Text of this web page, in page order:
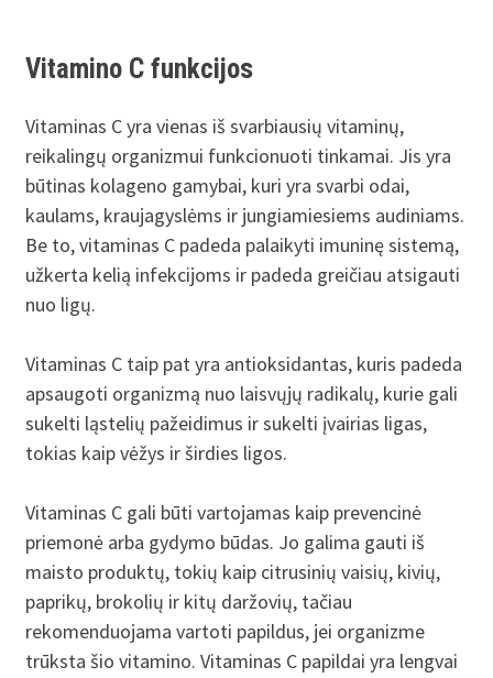
Vitamino C funkcijos
Vitaminas C yra vienas iš svarbiausių vitaminų,
reikalingų organizmui funkcionuoti tinkamai. Jis yra
būtinas kolageno gamybai, kuri yra svarbi odai,
kaulams, kraujagyslėms ir jungiamiesiems audiniams.
Be to, vitaminas C padeda palaikyti imuninę sistemą,
užkerta kelią infekcijoms ir padeda greičiau atsigauti
nuo ligų.
Vitaminas C taip pat yra antioksidantas, kuris padeda
apsaugoti organizmą nuo laisvųjų radikalų, kurie gali
sukelti ląstelių pažeidimus ir sukelti įvairias ligas,
tokias kaip vėžys ir širdies ligos.
Vitaminas C gali būti vartojamas kaip prevencinė
priemonė arba gydymo būdas. Jo galima gauti iš
maisto produktų, tokių kaip citrusinių vaisių, kivių,
paprikų, brokolių ir kitų daržovių, tačiau
rekomenduojama vartoti papildus, jei organizme
trūksta šio vitamino. Vitaminas C papildai yra lengvai